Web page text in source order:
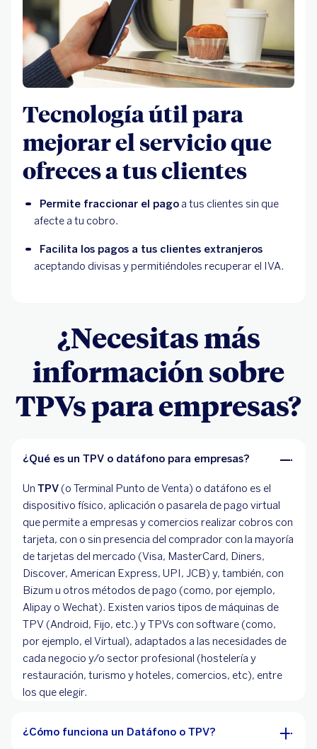
Tecnología útil para
mejorar el servicio que
ofreces a tus clientes
Permite fraccionar el pago a tus clientes sin que
afecte a tu cobro.
Facilita los pagos a tus clientes extranjeros
aceptando divisas y permitiéndoles recuperar el IVA.
¿Necesitas más
información sobre
TPVs para empresas?
¿Qué es un TPV o datáfono para empresas?
Un TPV (o Terminal Punto de Venta) o datáfono es el
dispositivo físico, aplicación o pasarela de pago virtual
que permite a empresas y comercios realizar cobros con
tarjeta, con o sin presencia del comprador con la mayoría
de tarjetas del mercado (Visa, MasterCard, Diners,
Discover, American Express, UPI, JCB) y, también, con
Bizum u otros métodos de pago (como, por ejemplo,
Alipay o Wechat). Existen varios tipos de máquinas de
TPV (Android, Fijo, etc.) y TPVs con software (como,
por ejemplo, el Virtual), adaptados a las necesidades de
cada negocio y/o sector profesional (hostelería y
restauración, turismo y hoteles, comercios, etc), entre
los que elegir.
¿Cómo funciona un Datáfono o TPV?